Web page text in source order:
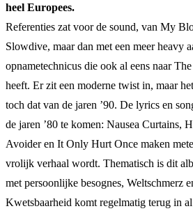
heel Europees.
Referenties zat voor de sound, van My
Slowdive, maar dan met een meer heavy
opnametechnicus die ook al eens naar
heeft. Er zit een moderne twist in, maar
toch dat van de jaren ’90. De lyrics en
de jaren ’80 te komen: Nausea Curtains,
Avoider en It Only Hurt Once maken
vrolijk verhaal wordt. Thematisch is dit
met persoonlijke besognes, Weltschmerz
Kwetsbaarheid komt regelmatig terug in